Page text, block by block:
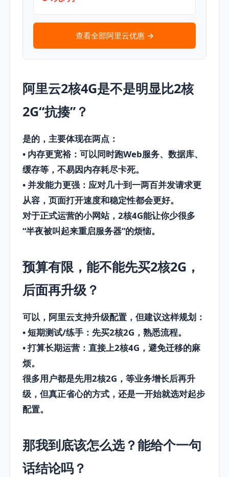
查看全部阿里云优惠 →
阿里云2核4G是不是明显比2核
2G“抗揍”？
是的，主要体现在两点：
• 内存更宽裕：可以同时跑Web服务、数据库、
缓存等，不易因内存耗尽卡死。
•并发能力更强 ：应对几十到一两百并发请求更
从容，页面打开速度和稳定性都会更好。
对于正式运营的小网站， 2核4G能让你少很多
“半夜被叫起来重启服务器”的烦恼。
预算有限，能不能先买2核2G，
后面再升级？
可以，阿里云支持升级配置，但建议这样规划：
•短期测试/练手 ：先买2核2G，熟悉流程。
•打算长期运营 ：直接上2核4G ，避免迁移的麻
烦。
很多用户都是先用2核2G，等业务增长后再升
级，但真正省心的方式，还是一开始就选对起步
配置。
那我到底该怎么选？能给个一句
话结论吗？